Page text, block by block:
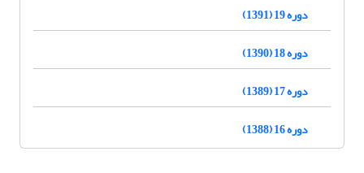
دوره 19 (1391)
دوره 18 (1390)
دوره 17 (1389)
دوره 16 (1388)